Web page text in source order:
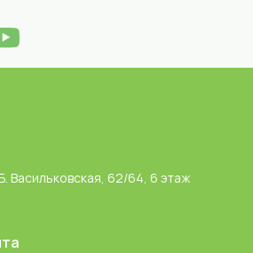
Васильковская, 62/64, 6 этаж